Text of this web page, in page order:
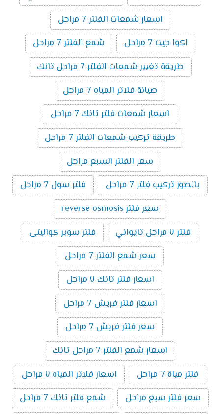
اسعار شمعات الفلتر 7 مراحل
اكوا جيت 7 مراحل
شمع الفلتر 7 مراحل
طريقة تغيير شمعات الفلتر 7 مراحل تانك
صيانة فلاتر المياه 7 مراحل
اسعار شمعات فلتر تانك 7 مراحل
طريقة تركيب شمعات الفلتر 7 مراحل
سعر الفلتر السبع مراحل
بالصور تركيب فلتر 7 مراحل
فلتر سول 7 مراحل
سعر فلتر reverse osmosis
فلتر ٧ مراحل تايواني
فلتر سوبر كواليتى
سعر شمع الفلتر 7 مراحل
اسعار فلتر تانك ٧ مراحل
اسعار فلتر فريش 7 مراحل
سعر فلتر فريش 7 مراحل
اسعار شمع الفلتر 7 مراحل تانك
فلتر مياة 7 مراحل
اسعار فلاتر المياه ٧ مراحل
سعر فلتر سبع مراحل
شمع فلتر تانك 7 مراحل